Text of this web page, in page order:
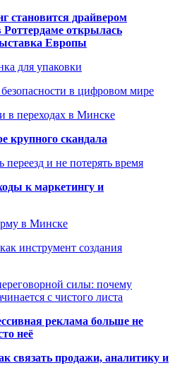
драйвером
открылась
Европы
для упаковки
в цифровом мире
в переходах в Минске
крупного скандала
переезд и не потерять время
к маркетингу и
в Минске
инструмент создания
силы: почему
с чистого листа
реклама больше не
неё
связать продажи, аналитику и